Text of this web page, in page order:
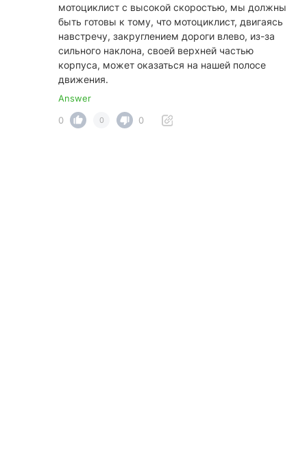
мотоциклист с высокой скоростью, мы должны
быть готовы к тому, что мотоциклист, двигаясь
навстречу, закруглением дороги влево, из-за
сильного наклона, своей верхней частью
корпуса, может оказаться на нашей полосе
движения.
Answer
0
0 0